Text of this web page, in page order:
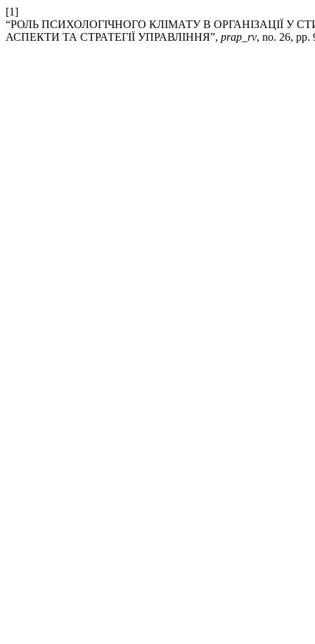
[1]
“РОЛЬ ПСИХОЛОГІЧНОГО КЛІМАТУ В ОРГАНІЗАЦІЇ У
АСПЕКТИ ТА СТРАТЕГІЇ УПРАВЛІННЯ”, prap_rv, no. 26, pp.